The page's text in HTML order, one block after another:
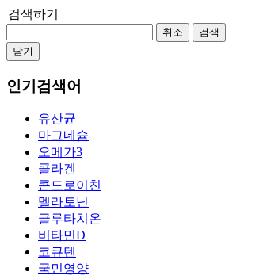
검색하기
취소
검색
닫기
인기검색어
유산균
마그네슘
오메가3
콜라겐
콘드로이친
멜라토닌
글루타치온
비타민D
코큐텐
국민영양